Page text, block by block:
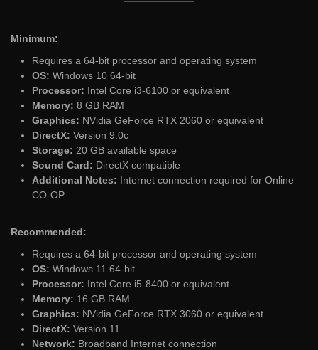
Minimum:
Requires a 64-bit processor and operating system
OS: Windows 10 64-bit
Processor: Intel Core i3-6100 or equivalent
Memory: 8 GB RAM
Graphics: NVidia GeForce RTX 2060 or equivalent
DirectX: Version 9.0c
Storage: 20 GB available space
Sound Card: DirectX compatible
Additional Notes: Internet connection required for Online
CO-OP
Recommended:
Requires a 64-bit processor and operating system
OS: Windows 11 64-bit
Processor: Intel Core i5-8400 or equivalent
Memory: 16 GB RAM
Graphics: NVidia GeForce RTX 3060 or equivalent
DirectX: Version 11
Network: Broadband Internet connection